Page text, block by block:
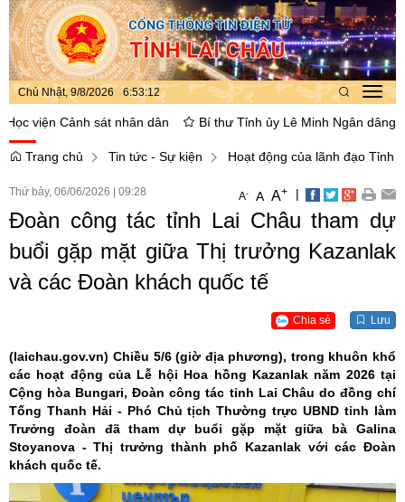
Chủ Nhật, 9/8/2026 6:53:12
Cảnh sát nhân dân Bí thư Tỉnh ủy Lê Minh Ngân dâng hoa,
Trang chủ Tin tức - Sự kiện Hoạt động của lãnh đạo Tỉnh
Thứ bảy, 06/06/2026 09:28 A- A A+ |
Đoàn công tác tỉnh Lai Châu tham dự
buổi gặp mặt giữa Thị trưởng Kazanlak
và các Đoàn khách quốc tế
Chia sẻ Lưu
(laichau.gov.vn) Chiều 5/6 (giờ địa phương), trong khuôn khổ
các hoạt động của Lễ hội Hoa hồng Kazanlak năm 2026 tại
Cộng hòa Bungari, Đoàn công tác tỉnh Lai Châu do đồng chí
Tống Thanh Hải - Phó Chủ tịch Thường trực UBND tỉnh làm
Trưởng đoàn đã tham dự buổi gặp mặt giữa bà Galina
Stoyanova - Thị trưởng thành phố Kazanlak với các Đoàn
khách quốc tế.